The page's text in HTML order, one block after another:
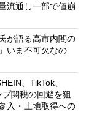
流通し一部で値崩
が語る高市内閣の
いま不可欠なの
、TikTok、
関税の回避を狙
入・土地取得への